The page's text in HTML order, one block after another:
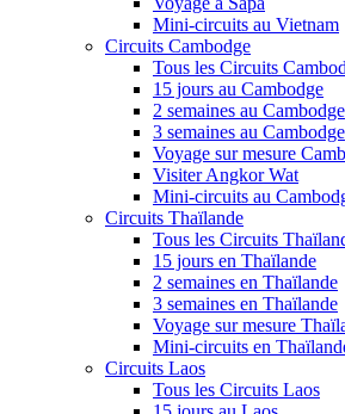
Mini-circuits au Vietnam
Circuits Cambodge
Tous les Circuits
15 jours au Cambodge
2 semaines au Cambodge
3 semaines au Cambodge
Voyage sur mesure
Visiter Angkor Wat
Mini-circuits au
Circuits Thaïlande
Tous les Circuits
15 jours en Thaïlande
2 semaines en Thaïlande
3 semaines en Thaïlande
Voyage sur mesure
Mini-circuits en
Circuits Laos
Tous les Circuits Laos